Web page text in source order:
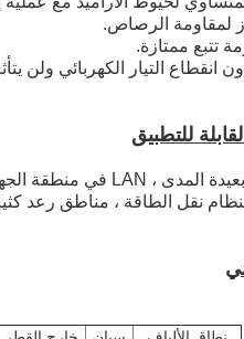
للتطبيق